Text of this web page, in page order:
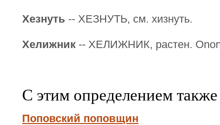
Хезнуть -- ХЕЗНУТЬ, см. хизнуть.
Хелижник -- ХЕЛИЖНИК, растен.
С этим определением
Поповский поповщин